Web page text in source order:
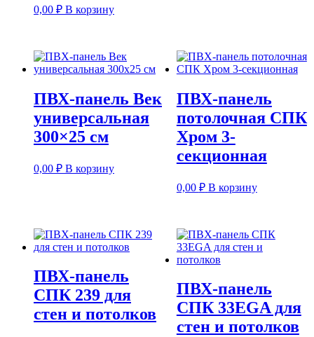
0,00 ₽ В корзину
ПВХ-панель Век
универсальная
300×25 см
0,00 ₽ В корзину
ПВХ-панель
потолочная СПК
Хром 3-
секционная
0,00 ₽ В корзину
ПВХ-панель
СПК 239 для
стен и потолков
ПВХ-панель
СПК 33EGA для
стен и потолков